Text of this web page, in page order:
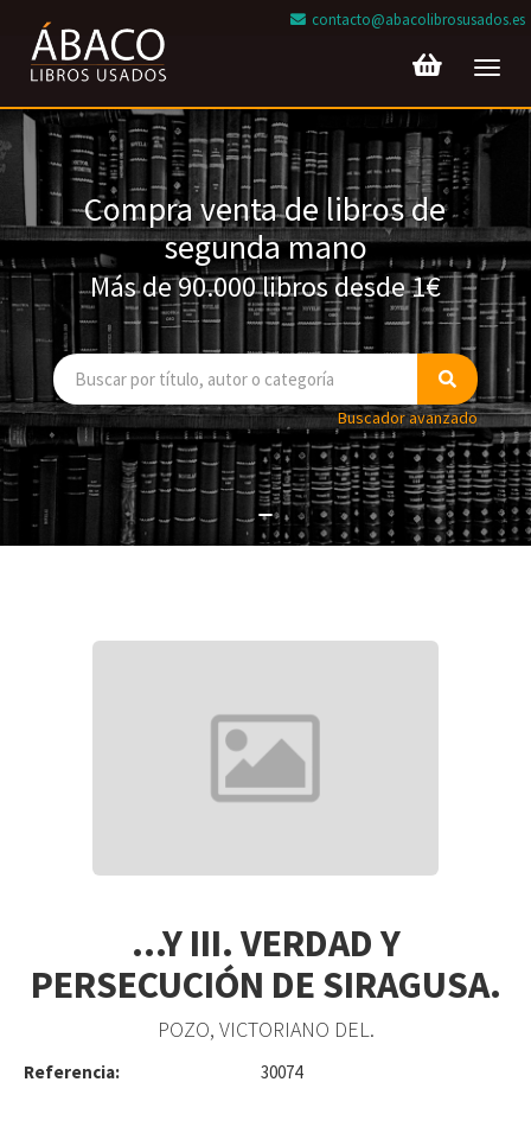
contacto@abacolibrosusados.es
Compra venta de libros de
segunda mano
Más de 90.000 libros desde 1€
Buscador avanzado
...Y III. VERDAD Y
PERSECUCIÓN DE SIRAGUSA.
POZO, VICTORIANO DEL.
Referencia: 30074